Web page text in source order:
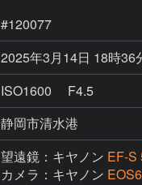
#120077
2025年3月14日 18時36
ISO1600 F4.5
静岡市清水港
望遠鏡：キヤノン EF-S
カメラ：キヤノン